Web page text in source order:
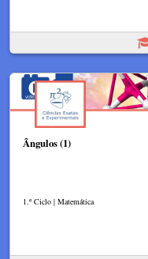
Ângulos (1)
1.º Ciclo | Matemática